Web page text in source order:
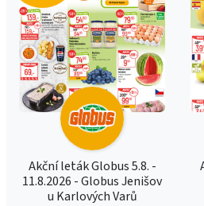
Akční leták Globus 5.8. -
11.8.2026 - Globus Jenišov
u Karlových Varů